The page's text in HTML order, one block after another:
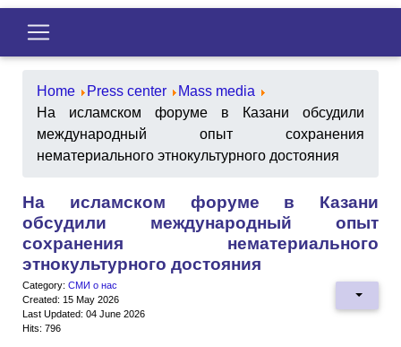
Home Press center
Mass media
На исламском форуме в Казани обсудили
международный опыт сохранения
нематериального этнокультурного достояния
На исламском форуме в Казани
обсудили международный опыт
сохранения нематериального
этнокультурного достояния
Category: СМИ о нас
Created: 15 May 2026
Last Updated: 04 June 2026
Hits: 796